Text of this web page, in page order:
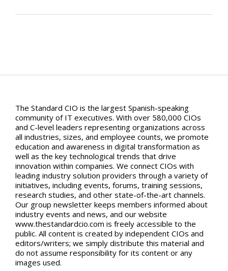
The Standard CIO is the largest Spanish-speaking
community of IT executives. With over 580,000 CIOs
and C-level leaders representing organizations across
all industries, sizes, and employee counts, we promote
education and awareness in digital transformation as
well as the key technological trends that drive
innovation within companies. We connect CIOs with
leading industry solution providers through a variety of
initiatives, including events, forums, training sessions,
research studies, and other state-of-the-art channels.
Our group newsletter keeps members informed about
industry events and news, and our website
www.thestandardcio.com is freely accessible to the
public. All content is created by independent CIOs and
editors/writers; we simply distribute this material and
do not assume responsibility for its content or any
images used.